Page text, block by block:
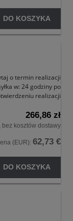
DO KOSZYKA
o termin realizacji
w: 24 godziny po
realizacji
266,86 zł
bez kosztów dostawy
(EUR): 62,73 €
DO KOSZYKA